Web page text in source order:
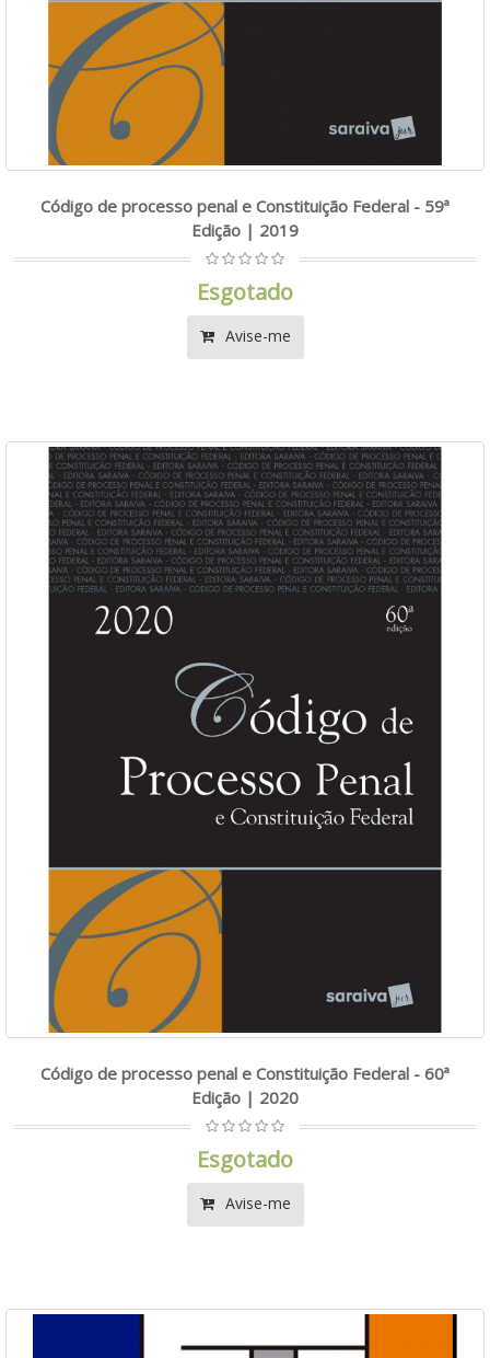
Código de processo penal e Constituição Federal - 59ª
Edição | 2019
Esgotado
Avise-me
Código de processo penal e Constituição Federal - 60ª
Edição | 2020
Esgotado
Avise-me